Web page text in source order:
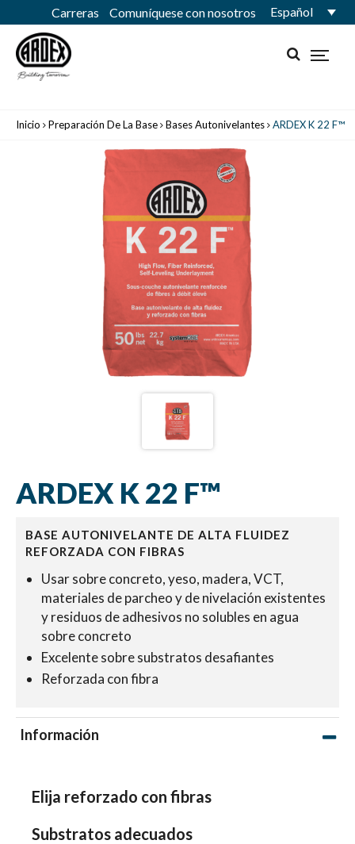
Carreras Comuníquese con nosotros Español
Inicio Preparación De La Base Bases Autonivelantes ARDEX K 22 F™
ARDEX K 22 F™
BASE AUTONIVELANTE DE ALTA FLUIDEZ
REFORZADA CON FIBRAS
Usar sobre concreto, yeso, madera, VCT,
materiales de parcheo y de nivelación existentes
y residuos de adhesivos no solubles en agua
sobre concreto
Excelente sobre substratos desafiantes
Reforzada con fibra
Información
Elija reforzado con fibras
Substratos adecuados